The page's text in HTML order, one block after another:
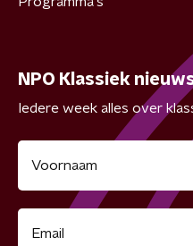
NPO Klassiek
Iedere week alles over